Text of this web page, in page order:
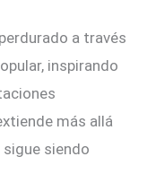
a través
inspirando
más allá
sigue siendo